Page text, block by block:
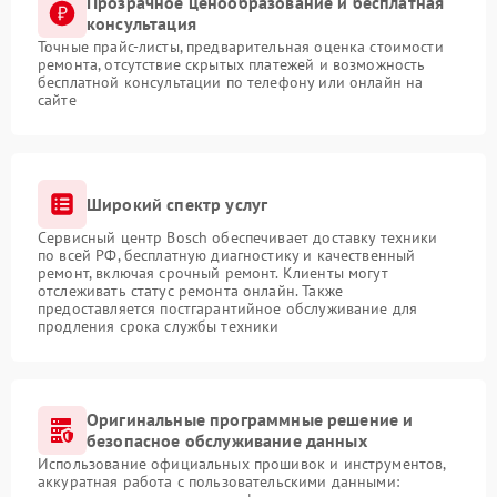
консультация
Точные прайс-листы, предварительная оценка стоимости
ремонта, отсутствие скрытых платежей и возможность
бесплатной консультации по телефону или онлайн на
сайте
Широкий спектр услуг
Сервисный центр Bosch обеспечивает доставку техники
по всей РФ, бесплатную диагностику и качественный
ремонт, включая срочный ремонт. Клиенты могут
отслеживать статус ремонта онлайн. Также
предоставляется постгарантийное обслуживание для
продления срока службы техники
Оригинальные программные решение и
безопасное обслуживание данных
Использование официальных прошивок и инструментов,
аккуратная работа с пользовательскими данными: